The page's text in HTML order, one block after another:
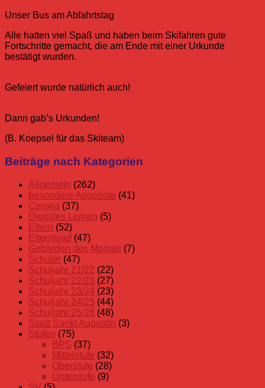
Unser Bus am Abfahrtstag
Alle hatten viel Spaß und haben beim Skifahren gute
Fortschritte gemacht, die am Ende mit einer Urkunde
bestätigt wurden.
Gefeiert wurde natürlich auch!
Dann gab’s Urkunden!
(B. Koepsel für das Skiteam)
Schuljahr
Beiträge nach Kategorien
Allgemein (262)
besondere Angebote (41)
Corona (37)
Digitales Lernen (5)
Eltern (52)
Elternbrief(47)
Gebärden des Monats (7)
Schüler (47)
Schuljahr 21/22 (22)
Schuljahr 22/23 (27)
Schuljahr 23/24 (23)
Schuljahr 24/25 (44)
Schuljahr 25/26 (48)
Stadt Sankt Augustin (3)
Stufen (75)
BPS (37)
Mittelstufe (32)
Oberstufe (28)
Unterstufe (9)